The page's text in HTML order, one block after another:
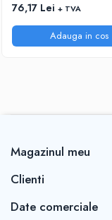
76,17 Lei + TVA
Adauga in cos
Magazinul meu
Clienti
Date comerciale